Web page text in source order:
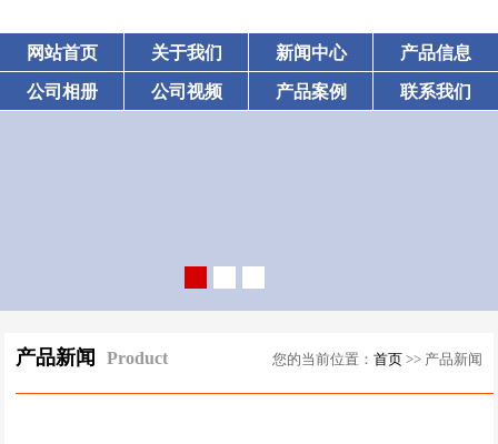
网站首页 关于我们 新闻中心 产品信息
公司相册 公司视频 产品案例 联系我们
产品新闻 Product 您的当前位置： 首页>> 产品新闻